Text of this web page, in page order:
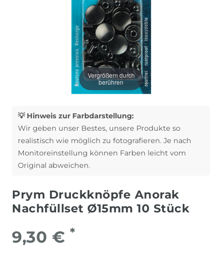
Vergrößern durch
berühren
💡 Hinweis zur Farbdarstellung:
Wir geben unser Bestes, unsere Produkte so
realistisch wie möglich zu fotografieren. Je nach
Monitoreinstellung können Farben leicht vom
Original abweichen.
Prym Druckknöpfe Anorak
Nachfüllset Ø15mm 10 Stück
9,30 € *